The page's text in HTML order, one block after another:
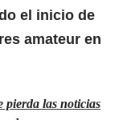
el inicio de
amateur en
pierda las noticias